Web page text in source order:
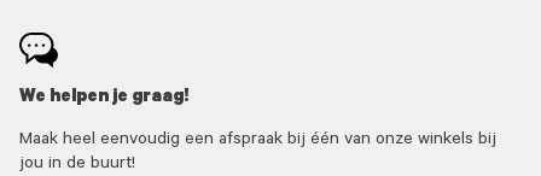
We helpen je graag!
Maak heel eenvoudig een afspraak bij één van onze winkels bij
jou in de buurt!